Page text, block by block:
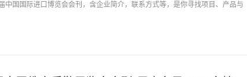
中国国际进口博览会会刊，含企业简介，联系方式等，是你寻找项目、产品与